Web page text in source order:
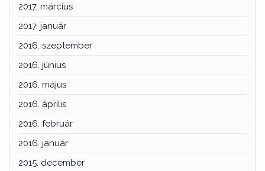
2017. március
2017. január
2016. szeptember
2016. június
2016. május
2016. április
2016. február
2016. január
2015. december